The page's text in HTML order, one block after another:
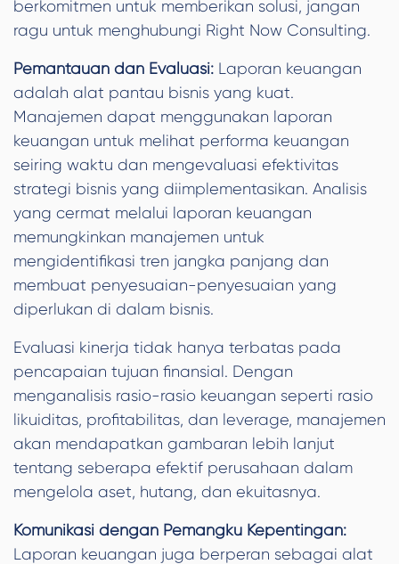
berkomitmen untuk memberikan solusi, jangan
ragu untuk menghubungi Right Now Consulting.
Pemantauan dan Evaluasi: Laporan keuangan
adalah alat pantau bisnis yang kuat.
Manajemen dapat menggunakan laporan
keuangan untuk melihat performa keuangan
seiring waktu dan mengevaluasi efektivitas
strategi bisnis yang diimplementasikan. Analisis
yang cermat melalui laporan keuangan
memungkinkan manajemen untuk
mengidentifikasi tren jangka panjang dan
membuat penyesuaian-penyesuaian yang
diperlukan di dalam bisnis.
Evaluasi kinerja tidak hanya terbatas pada
pencapaian tujuan finansial. Dengan
menganalisis rasio-rasio keuangan seperti rasio
likuiditas, profitabilitas, dan leverage, manajemen
akan mendapatkan gambaran lebih lanjut
tentang seberapa efektif perusahaan dalam
mengelola aset, hutang, dan ekuitasnya.
Komunikasi dengan Pemangku Kepentingan:
Laporan keuangan juga berperan sebagai alat